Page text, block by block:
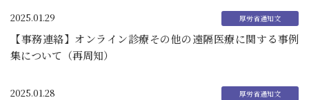
2025.01.29
【事務連絡】オンライン診療その他の遠隔医療に関する事例
集について（再周知）
2025.01.28